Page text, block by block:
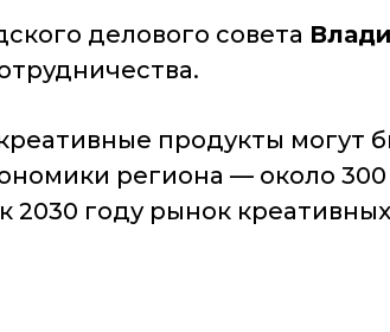
делового совета
продукты могут
региона — около 300
2030 году рынок